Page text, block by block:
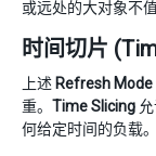
或远处的大对象不
时间切片
上述 Refresh Mode
重。 Time Slicing
何给定时间的负载